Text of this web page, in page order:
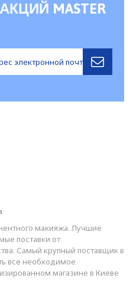
MASTER
макияжа. Лучшие
поставки от
Самый крупный поставщик в
все необходимое
магазине в Киеве